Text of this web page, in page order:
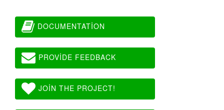
DOCUMENTATION
PROVIDE FEEDBACK
JOIN THE PROJECT!